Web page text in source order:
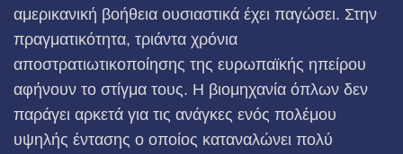
αμερικανική βοήθεια ουσιαστικά έχει παγώσει. Στην
πραγματικότητα, τριάντα χρόνια
αποστρατιωτικοποίησης της ευρωπαϊκής ηπείρου
αφήνουν το στίγμα τους. Η βιομηχανία όπλων δεν
παράγει αρκετά για τις ανάγκες ενός πολέμου
υψηλής έντασης ο οποίος καταναλώνει πολύ